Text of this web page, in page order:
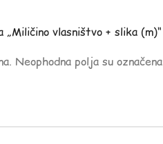
vlasništvo + slika (m)“
Neophodna polja su označena